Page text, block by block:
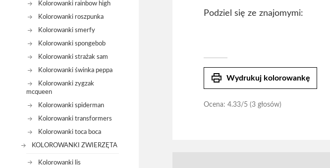
Kolorowanki rainbow high
Kolorowanki roszpunka
Kolorowanki smerfy
Kolorowanki spongebob
Kolorowanki strażak sam
Kolorowanki świnka peppa
Kolorowanki zygzak
mcqueen
Kolorowanki spiderman
Kolorowanki transformers
Kolorowanki toca boca
KOLOROWANKI ZWIERZĘTA
Kolorowanki lis
Podziel się ze znajomymi:
print Wydrukuj kolorowankę
Ocena: 4.33/5 (3 głosów)